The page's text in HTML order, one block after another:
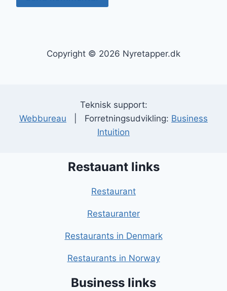
Copyright © 2026 Nyretapper.dk
Teknisk support:
Webbureau | Forretningsudvikling: Business
Intuition
Restauant links
Restaurant
Restauranter
Restaurants in Denmark
Restaurants in Norway
Business links